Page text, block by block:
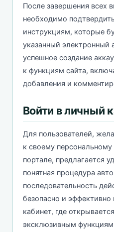
После завершения всех
необходимо
инструкциям, которые
указанный электронный
успешное создание
к функциям сайта,
добавления и
Войти в личный
Для пользователей,
к своему
портале, предлагается
понятная процедура
последовательность
безопасно и
кабинет, где
эксклюзивным функциям